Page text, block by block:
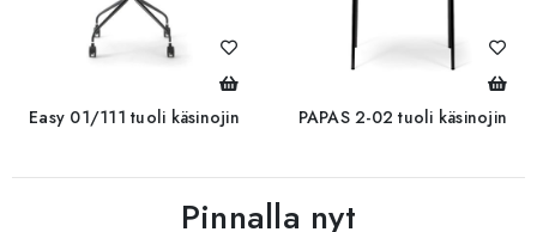
Easy 01/111 tuoli käsinojin PAPAS 2-02 tuoli käsinojin
Pinnalla nyt